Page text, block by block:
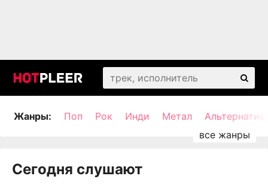
Жанры: Поп Рок Инди Метал
Сегодня слушают